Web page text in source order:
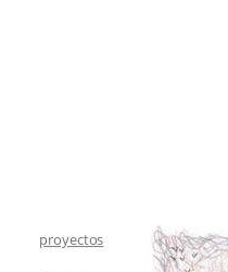
proyectos